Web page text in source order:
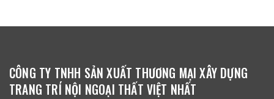
CÔNG TY TNHH SẢN XUẤT THƯƠNG MẠI XÂY DỰNG
TRANG TRÍ NỘI NGOẠI THẤT VIỆT NHẤT